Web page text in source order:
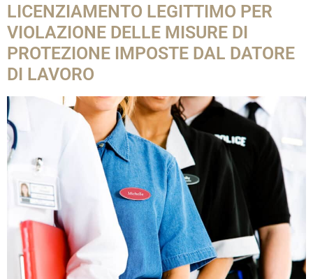
LICENZIAMENTO LEGITTIMO PER
VIOLAZIONE DELLE MISURE DI
PROTEZIONE IMPOSTE DAL DATORE
DI LAVORO